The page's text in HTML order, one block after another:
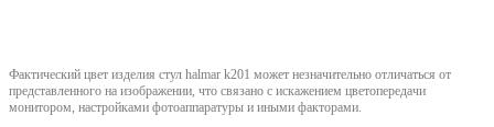
Фактический цвет изделия стул halmar k201 может незначительно отличаться от
представленного на изображении, что связано с искажением цветопередачи
монитором, настройками фотоаппаратуры и иными факторами.